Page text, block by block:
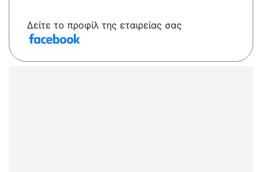
Δείτε το προφίλ της εταιρείας σας